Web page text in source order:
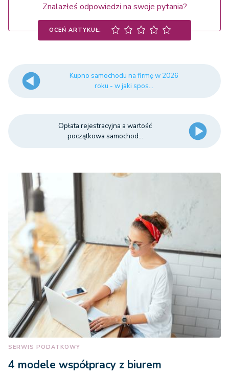
Znalazłeś odpowiedzi na swoje pytania?
OCEŃ ARTYKUŁ:
Kupno samochodu na firmę w 2026
roku - w jaki spos...
Opłata rejestracyjna a wartość
początkowa samochod...
SERWIS PODATKOWY
4 modele współpracy z biurem